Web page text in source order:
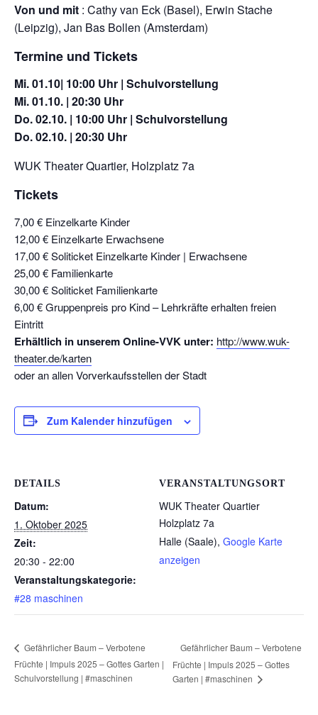
Von und mit : Cathy van Eck (Basel), Erwin Stache
(Leipzig), Jan Bas Bollen (Amsterdam)
Termine und Tickets
Mi. 01.10| 10:00 Uhr | Schulvorstellung
Mi. 01.10. | 20:30 Uhr
Do. 02.10. | 10:00 Uhr | Schulvorstellung
Do. 02.10. | 20:30 Uhr
WUK Theater Quartier, Holzplatz 7a
Tickets
7,00 € Einzelkarte Kinder
12,00 € Einzelkarte Erwachsene
17,00 € Soliticket Einzelkarte Kinder | Erwachsene
25,00 € Familienkarte
30,00 € Soliticket Familienkarte
6,00 € Gruppenpreis pro Kind – Lehrkräfte erhalten freien
Eintritt
Erhältlich in unserem Online-VVK unter: http://www.wuk-
theater.de/karten
oder an allen Vorverkaufsstellen der Stadt
Zum Kalender hinzufügen
DETAILS
Datum:
1. Oktober 2025
Zeit:
20:30 - 22:00
Veranstaltungskategorie:
#28 maschinen
VERANSTALTUNGSORT
WUK Theater Quartier
Holzplatz 7a
Halle (Saale), Google Karte
anzeigen
Gefährlicher Baum – Verbotene
Früchte | Impuls 2025 – Gottes Garten |
Schulvorstellung | #maschinen
Gefährlicher Baum – Verbotene
Früchte | Impuls 2025 – Gottes
Garten | #maschinen